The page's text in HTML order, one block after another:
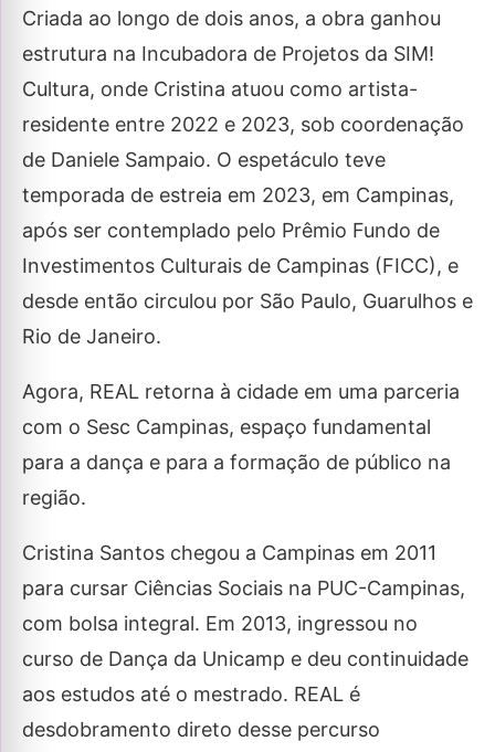
Criada ao longo de dois anos, a obra ganhou
estrutura na Incubadora de Projetos da SIM!
Cultura, onde Cristina atuou como artista-
residente entre 2022 e 2023, sob coordenação
de Daniele Sampaio. O espetáculo teve
temporada de estreia em 2023, em Campinas,
após ser contemplado pelo Prêmio Fundo de
Investimentos Culturais de Campinas (FICC), e
desde então circulou por São Paulo, Guarulhos e
Rio de Janeiro.
Agora, REAL retorna à cidade em uma parceria
com o Sesc Campinas, espaço fundamental
para a dança e para a formação de público na
região.
Cristina Santos chegou a Campinas em 2011
para cursar Ciências Sociais na PUC-Campinas,
com bolsa integral. Em 2013, ingressou no
curso de Dança da Unicamp e deu continuidade
aos estudos até o mestrado. REAL é
desdobramento direto desse percurso